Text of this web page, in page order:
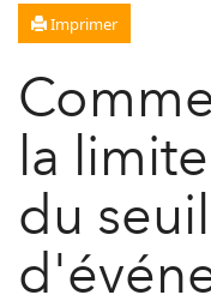
Imprimer
la
du seuil